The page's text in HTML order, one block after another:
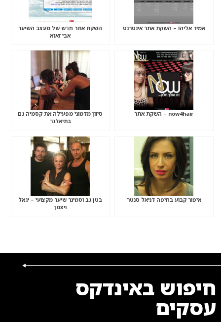
אמיר אליהו – השקת אתר אינטרנט
השקת אתר חדש של מעצב השיער
אבי זאזא
now4hair – השקת אתר
סיוון מדמוני מפעילה את קסמיה גם
בתיאלנד
איפור קבוע בחיפה דניאל סנטר
בטן גב וסמינר שיער מקצועי – יגאל
ויצמן
חיפוש באינדקס
עסקים